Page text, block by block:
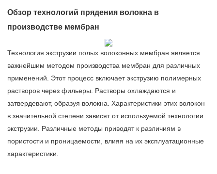
Обзор технологий прядения волокна в
производстве мембран
Технология экструзии полых волоконных мембран является
важнейшим методом производства мембран для различных
применений. Этот процесс включает экструзию полимерных
растворов через фильеры. Растворы охлаждаются и
затвердевают, образуя волокна. Характеристики этих волокон
в значительной степени зависят от используемой технологии
экструзии. Различные методы приводят к различиям в
пористости и проницаемости, влияя на их эксплуатационные
характеристики.